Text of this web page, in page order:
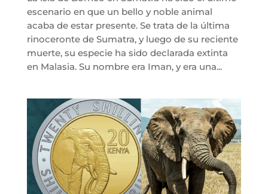
escenario en que un bello y noble animal
acaba de estar presente. Se trata de la última
rinoceronte de Sumatra, y luego de su reciente
muerte, su especie ha sido declarada extinta
en Malasia. Su nombre era Iman, y era una...